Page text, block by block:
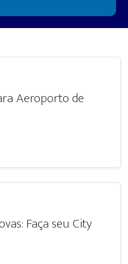
Aeroporto de
Faça seu City